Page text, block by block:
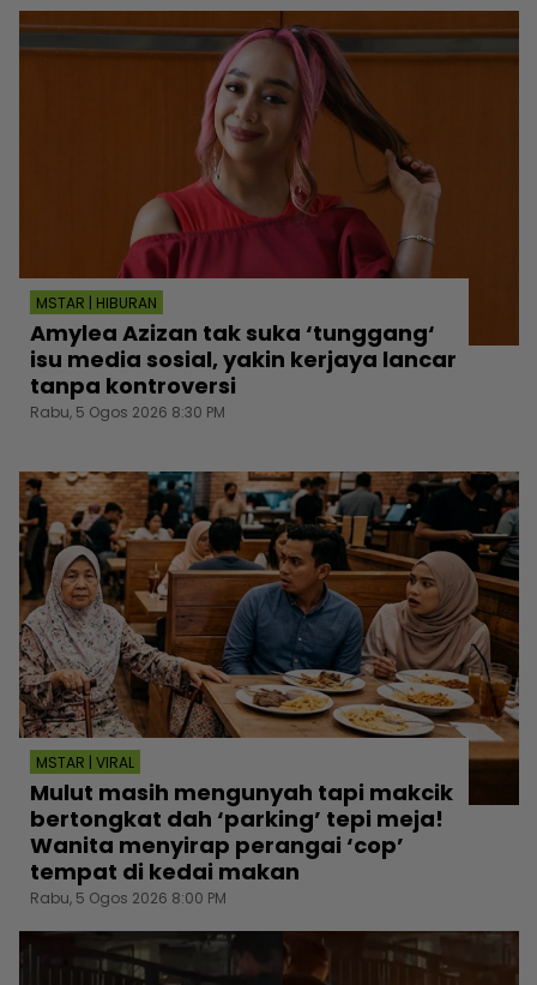
MSTAR | HIBURAN
Amylea Azizan tak suka ‘tunggang‘
isu media sosial, yakin kerjaya lancar
tanpa kontroversi
Rabu, 5 Ogos 2026 8:30 PM
MSTAR | VIRAL
Mulut masih mengunyah tapi makcik
bertongkat dah ‘parking’ tepi meja!
Wanita menyirap perangai ‘cop’
tempat di kedai makan
Rabu, 5 Ogos 2026 8:00 PM